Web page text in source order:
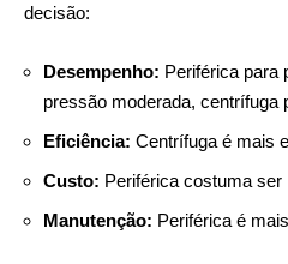
decisão:
Desempenho: Periférica para
pressão moderada, centrífuga
Eficiência: Centrífuga é mais
Custo: Periférica costuma ser
Manutenção: Periférica é